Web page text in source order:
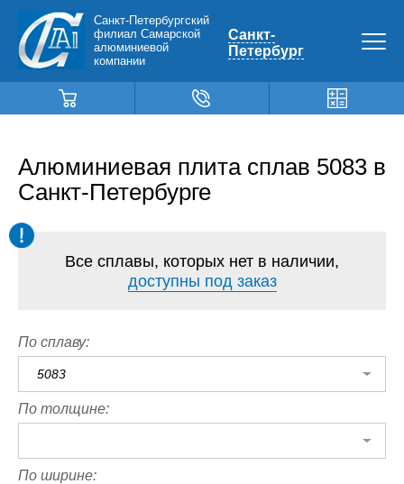
Санкт-Петербургский
филиал Самарской
алюминиевой
компании
Санкт-
Петербург
Алюминиевая плита сплав 5083 в
Санкт-Петербурге
Все сплавы, которых нет в наличии,
доступны под заказ
По сплаву:
5083
По толщине:
По ширине: